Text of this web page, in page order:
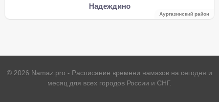
Надеждино
Аургазинский район
© 2026 Namaz.pro - Расписание времени намазов на сегодня и
месяц для всех городов России и СНГ.